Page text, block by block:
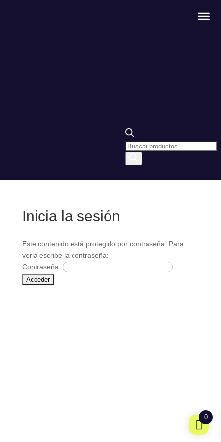
Búsqueda
Inicia la sesión
Este contenido está protegido por contraseña. Para
verla escribe la contraseña:
Contraseña:
0